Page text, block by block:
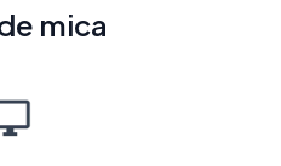
mica